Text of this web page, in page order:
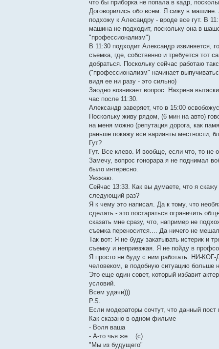
что бы приборка не попала в кадр,
Договорились обо всем. Я сижу в
подхожу к Алесандру - вроде все гут. В
машина не подходит, поскольку она в
"профессионализм")
В 11:30 подходит Александр извиняется,
съемка, где, собственно и требуется тот
добраться. Поскольку сейчас работаю
("профессионализм" начинает
видя ее ни разу - это сильно)
Заодно возникает вопрос. Нахрена
час после 11:30.
Александр заверяет, что в 15:00
Поскольку живу рядом, (6 мин на авто)
на меня можно (репутация дорога, как
раньше покажу все варианты местности,
Гут?
Гут. Все клево. И вообще, если что, то не
Замечу, вопрос гонорара я не поднимал
было интересно.
Уезжаю.
Сейчас 13:33. Как вы думаете, что я
следующий раз?
Я к чему это написал. Да к тому, что
сделать - это постараться ограничить
сказать мне сразу, что, например не
съемка переносится.... Да ничего не
Так вот: Я не буду закатывать истерик и
съемку и неприезжая. Я не пойду в
Я просто не буду с ним работать. НИ-
человеком, в подобную ситуацию больше
Это еще один совет, который избавит
условий.
Всем удачи)))
P.S.
Если модераторы сочтут, что данный
Как сказано в одном фильме
- Воля ваша
- А-то чья же... (с)
"Мы из будущего"